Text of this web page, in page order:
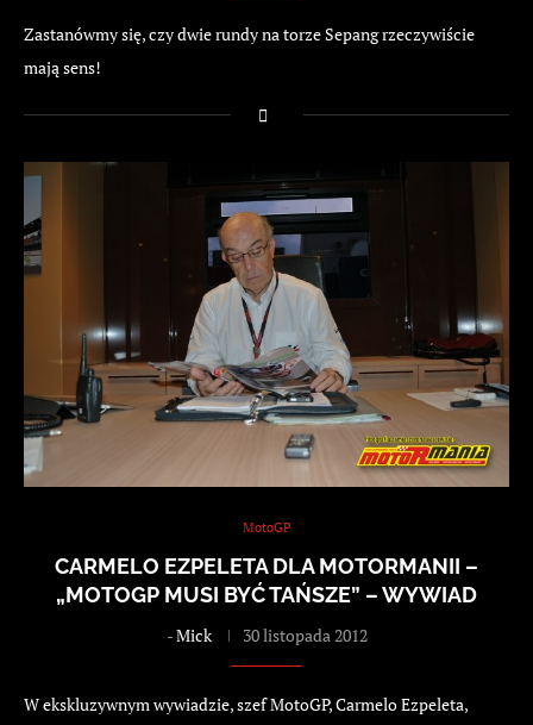
Zastanówmy się, czy dwie rundy na torze Sepang rzeczywiście
mają sens!
MotoGP
CARMELO EZPELETA DLA MOTORMANII –
„MOTOGP MUSI BYĆ TAŃSZE” – WYWIAD
-Mick 30 listopada 2012
W ekskluzywnym wywiadzie, szef MotoGP, Carmelo Ezpeleta,